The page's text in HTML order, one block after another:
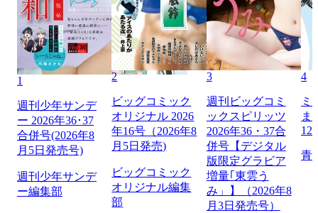
1
週刊少年サンデ
ー 2026年36･37
合併号(2026年8
月5日発売号)
週刊少年サンデ
ー編集部
2
ビッグコミック
オリジナル 2026
年16号（2026年8
月5日発売)
ビッグコミック
オリジナル編集
部
3
週刊ビッグコミ
ックスピリッツ
2026年36・37合
併号【デジタル
版限定グラビア
増量｢東雲う
み」】（2026年8
月3日発売号）
4
ミ
ま
129
青